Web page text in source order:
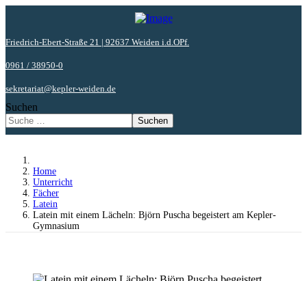
Friedrich-Ebert-Straße 21 | 92637 Weiden i.d.OPf.
0961 / 38950-0
sekretariat@kepler-weiden.de
Suchen
Suchen
Home
Unterricht
Fächer
Latein
Latein mit einem Lächeln: Björn Puscha begeistert am Kepler-
Gymnasium